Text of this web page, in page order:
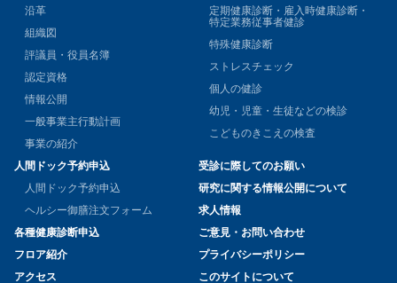
沿革
組織図
評議員・役員名簿
認定資格
情報公開
一般事業主行動計画
事業の紹介
定期健康診断・雇入時健康診断・
特定業務従事者健診
特殊健康診断
ストレスチェック
個人の健診
幼児・児童・生徒などの検診
こどものきこえの検査
人間ドック予約申込
人間ドック予約申込
ヘルシー御膳注文フォーム
各種健康診断申込
フロア紹介
アクセス
受診に際してのお願い
研究に関する情報公開について
求人情報
ご意見・お問い合わせ
プライバシーポリシー
このサイトについて